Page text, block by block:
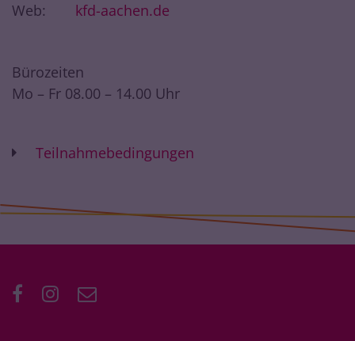
Web:
kfd-aachen.de
Bürozeiten
Mo – Fr 08.00 – 14.00 Uhr
Teilnahmebedingungen